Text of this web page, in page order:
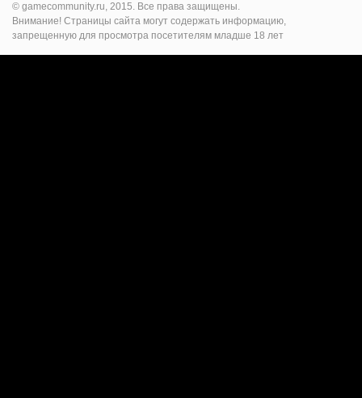
© gamecommunity.ru, 2015. Все права защищены.
Внимание! Страницы сайта могут содержать информацию,
запрещенную для просмотра посетителям младше 18 лет